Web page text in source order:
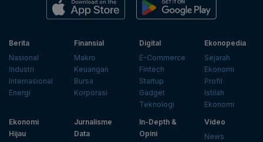
Berita
Nasional
Industri
Internasional
Energi
Finansial
Makro
Keuangan
Bursa
Korporasi
Digital
E-Commerce
Fintech
Startup
Gadget
Teknologi
Ekonopedia
Sejarah
Ekonomi
Profil
Istilah
Ekonomi
Ekonomi
Hijau
Jurnalisme
Data
In-Depth &
Opini
Video
News